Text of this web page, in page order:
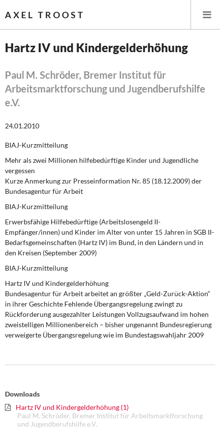
AXEL TROOST
Themen
Steuer- und Finanzpolitik
Öffentliche Infrastruktur und Daseinsvorsorge
Eurokrise und Griechenland
DIE LINKE
Weitere Themen
Memo-Gruppe
Institut Solidarische Moderne
Rosa-Luxemburg-Stiftung
Hartz IV und Kindergelderhöhung
Paul M. Schröder, Bremer Institut für
Arbeitsmarktforschung und Jugendberufshilfe
e.V.
24.01.2010
BIAJ-Kurzmitteilung
Mehr als zwei Millionen hilfebedürftige Kinder und Jugendliche
vergessen
Kurze Anmerkung zur Presseinformation Nr. 85 (18.12.2009) der
Bundesagentur für Arbeit
BIAJ-Kurzmitteilung
Erwerbsfähige Hilfebedürftige (Arbeitslosengeld II-
Empfänger/innen) und Kinder im Alter von unter 15 Jahren in SGB II-
Bedarfsgemeinschaften (Hartz IV) im Bund, in den Ländern und in
den Kreisen (September 2009)
BIAJ-Kurzmitteilung
Hartz IV und Kindergelderhöhung
Bundesagentur für Arbeit arbeitet an größter „Geld-Zurück-Aktion“
in ihrer Geschichte Fehlende Übergangsregelung zwingt zu
Rückforderung ausgezahlter Leistungen Vollzugsaufwand im hohen
zweistelligen Millionenbereich – bisher ungenannt Bundesregierung
verweigerte Übergangsregelung wie im Bundestagswahljahr 2009
Downloads
Hartz IV und Kindergelderhöhung (1)
Paul M. Schröder, Bremer Institut für Arbeitsmarktforschung
und Jugendberufshilfe e.V.